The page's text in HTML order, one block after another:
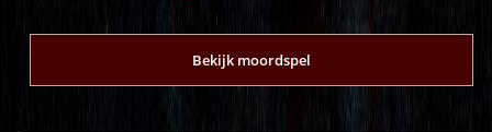
Bekijk moordspel